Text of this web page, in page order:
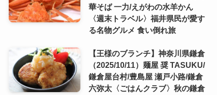
華そば 一力/えがわの水羊かん
〈週末トラベル〉福井県民が愛す
る名物グルメ 食い倒れ旅
【王様のブランチ】神奈川県鎌倉
（2025/10/11）麺屋 奨 TASUKU/
鎌倉屋台村/豊島屋 瀬戸小路/鎌倉
六弥太〈ごはんクラブ〉秋の鎌倉